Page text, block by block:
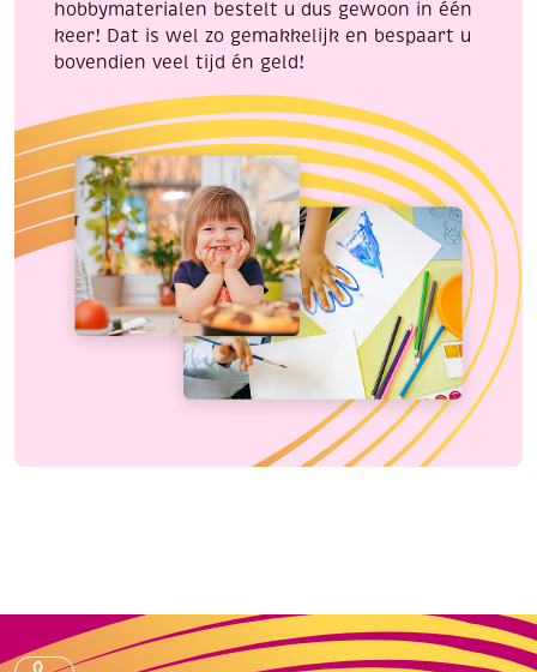
hobbymaterialen bestelt u dus gewoon in één
keer! Dat is wel zo gemakkelijk en bespaart u
bovendien veel tijd én geld!